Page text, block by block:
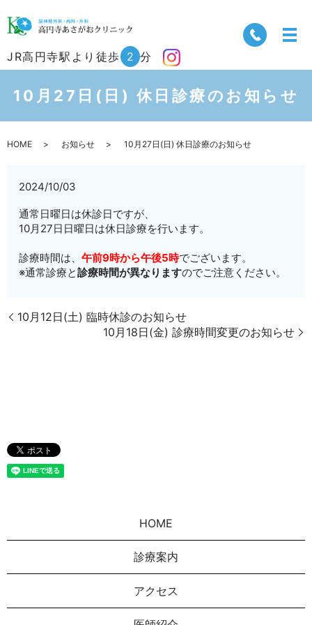
JR高円寺駅より徒歩 2 分
10月27日(日) 休日診療のお知らせ
HOME お知らせ 10月27日(日) 休日診療のお知らせ
2024/10/03
通常日曜日は休診日ですが、
10月27日日曜日は休日診療を行います。
診療時間は、午前9時から午後5時でございます。
※通常診療と診療時間が異なりますのでご注意ください。
10月12日(土) 臨時休診のお知らせ
10月18日(金) 診療時間変更のお知らせ
HOME
診療案内
アクセス